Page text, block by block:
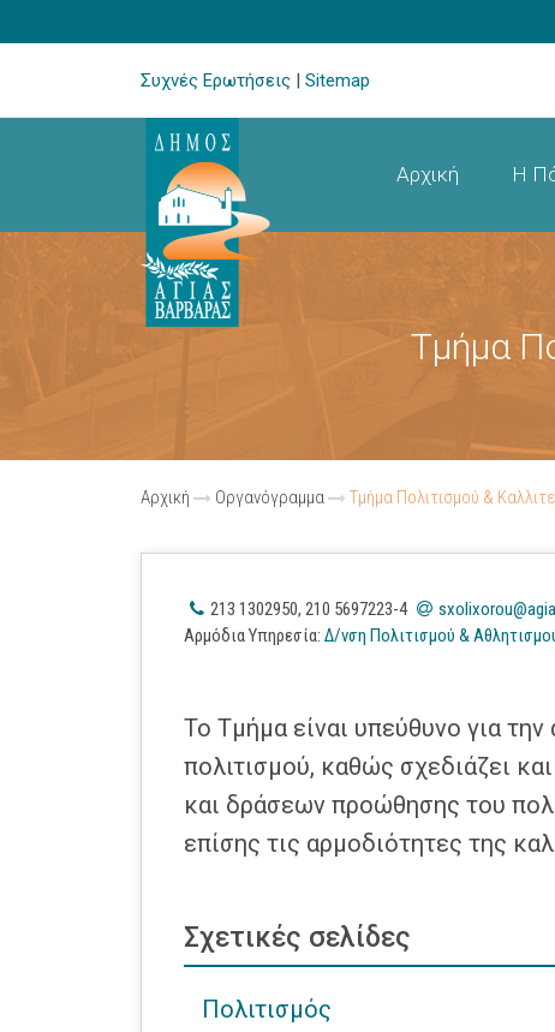
Συχνές Ερωτήσεις | Sitemap
Αρχική Η
Τμήμα
Αρχική Οργανόγραμμα Τμήμα Πολιτισμού &
213 1302950, 210 5697223-4
Αρμόδια Υπηρεσία: Δ/νση Πολιτισμού &
Το Τμήμα είναι υπεύθυνο για
πολιτισμού, καθώς σχεδιάζει
και δράσεων προώθησης του
επίσης τις αρμοδιότητες της
Σχετικές σελίδες
Πολιτισμός